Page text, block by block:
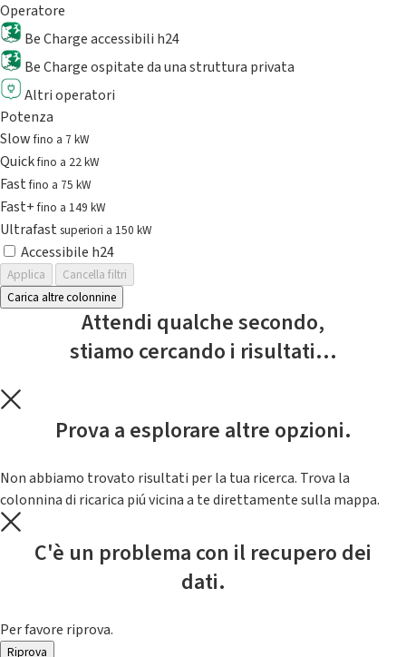
Operatore
Be Charge accessibili h24
Be Charge ospitate da una struttura privata
Altri operatori
Potenza
Slowfino a 7 kW
Quickfino a 22 kW
Fastfino a 75 kW
Fast+fino a 149 kW
Ultrafast superiori a 150 kW
Accessibile h24
Applica
Cancella filtri
Carica altre colonnine
Attendi qualche secondo,
stiamo cercando i risultati...
Prova a esplorare altre opzioni.
Non abbiamo trovato risultati per la tua ricerca. Trova la
colonnina di ricarica piú vicina a te direttamente sulla mappa.
C'è un problema con il recupero dei
dati.
Per favore riprova.
Riprova